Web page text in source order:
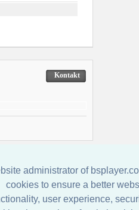
administrator of
cookies to ensure a better
user experience,
Kontakt